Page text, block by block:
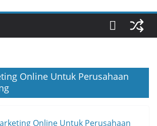
Online Untuk Perusahaan